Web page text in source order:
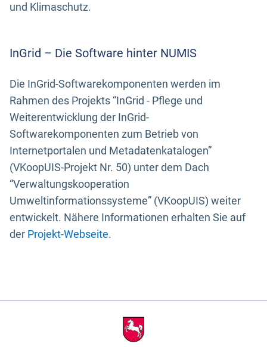
und Klimaschutz.
InGrid – Die Software hinter NUMIS
Die InGrid-Softwarekomponenten werden im
Rahmen des Projekts “InGrid - Pflege und
Weiterentwicklung der InGrid-
Softwarekomponenten zum Betrieb von
Internetportalen und Metadatenkatalogen”
(VKoopUIS-Projekt Nr. 50) unter dem Dach
“Verwaltungskooperation
Umweltinformationssysteme” (VKoopUIS) weiter
entwickelt. Nähere Informationen erhalten Sie auf
der Projekt-Webseite.